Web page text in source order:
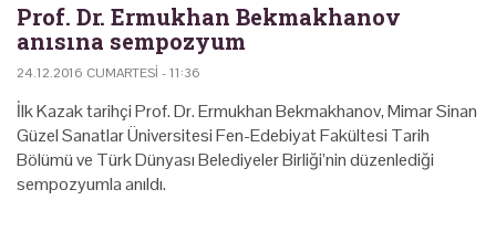
Prof. Dr. Ermukhan Bekmakhanov
anısına sempozyum
24.12.2016 CUMARTESI - 11:36
İlk Kazak tarihçi Prof. Dr. Ermukhan Bekmakhanov, Mimar Sinan
Güzel Sanatlar Üniversitesi Fen-Edebiyat Fakültesi Tarih
Bölümü ve Türk Dünyası Belediyeler Birliği’nin düzenlediği
sempozyumla anıldı.